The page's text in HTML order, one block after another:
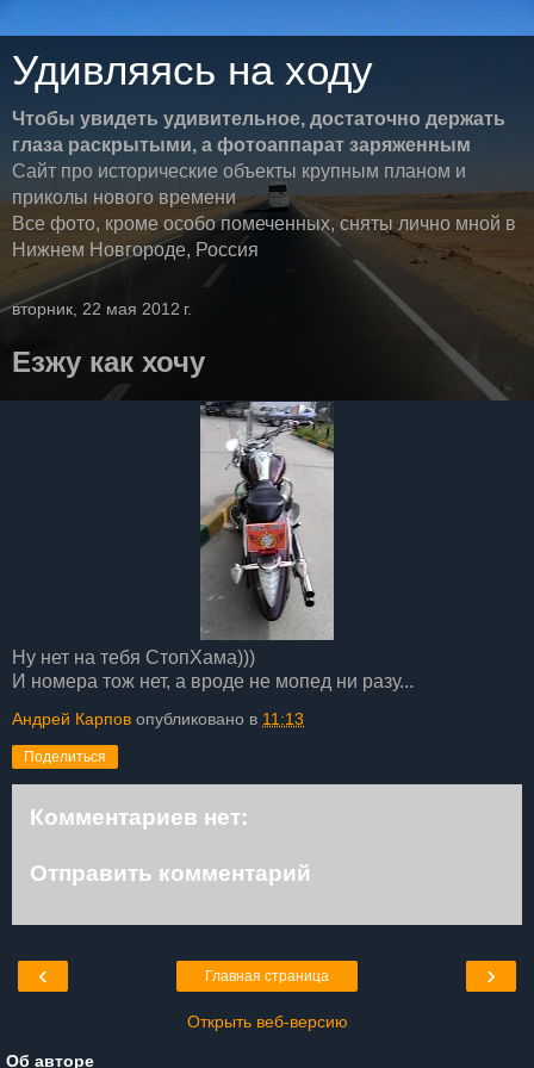
Удивляясь на ходу
Чтобы увидеть удивительное, достаточно держать
глаза раскрытыми, а фотоаппарат заряженным
Сайт про исторические объекты крупным планом и
приколы нового времени
Все фото, кроме особо помеченных, сняты лично мной в
Нижнем Новгороде, Россия
вторник, 22 мая 2012 г.
Езжу как хочу
Ну нет на тебя СтопХама)))
И номера тож нет, а вроде не мопед ни разу...
Андрей Карпов опубликовано в 11:13
Поделиться
Комментариев нет:
Отправить комментарий
‹ ›
Главная страница
Открыть веб-версию
Об авторе